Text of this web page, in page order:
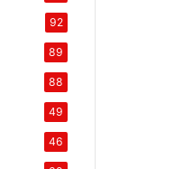
92
89
88
49
46